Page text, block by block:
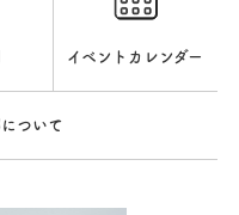
イベントカレンダー
ついて